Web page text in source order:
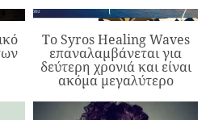
Το Syros Healing Waves
επαναλαμβάνεται για
δεύτερη χρονιά και είναι
ακόμα μεγαλύτερο